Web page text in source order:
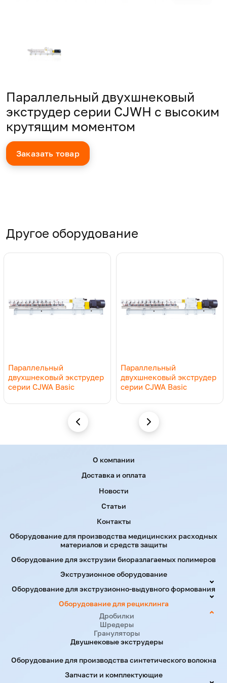
Параллельный двухшнековый
экструдер серии CJWH с высоким
крутящим моментом
Заказать товар
Другое оборудование
Параллельный
двухшнековый экструдер
серии CJWA Basic
Параллельный
двухшнековый экструдер
серии CJWA Basic
Оборудование для производства медицинских расходных
материалов и средств защиты
Оборудование для экструзии биоразлагаемых полимеров
Экструзионное оборудование
Оборудование для экструзионно-выдувного формования
Оборудование для рециклинга
Дробилки
Шредеры
Грануляторы
Двушнековые экструдеры
Оборудование для производства синтетического волокна
Запчасти и комплектующие
О компании
Доставка и оплата
Новости
Статьи
Контакты